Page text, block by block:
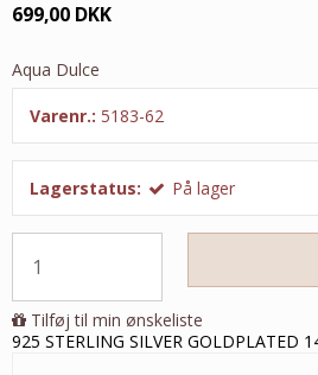
699,00 DKK
Aqua Dulce
Varenr.: 5183-62
Lagerstatus: På lager
Tilføj til min ønskeliste
925 STERLING SILVER GOLDPLATED